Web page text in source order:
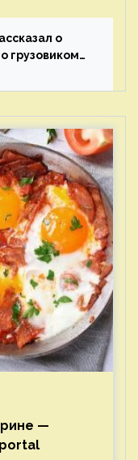
о
грузовиком
—